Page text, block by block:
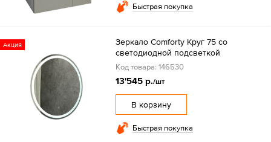
Быстрая покупка
Акция
Зеркало Comforty Круг 75 со
светодиодной подсветкой
Код товара: 146530
13'545 р./шт
В корзину
Быстрая покупка